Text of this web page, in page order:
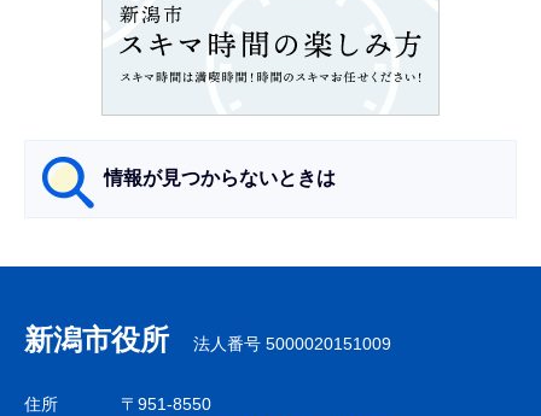
情報が見つからないときは
ナ
ビ
ゲ
新潟市役所 法人番号 5000020151009
住所
〒951-8550